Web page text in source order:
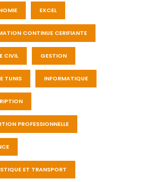
EXCEL
CONTINUE CERIFIANTE
CIVIL GESTION
TUNIS INFORMATIQUE
PROFESSIONNELLE
ET TRANSPORT